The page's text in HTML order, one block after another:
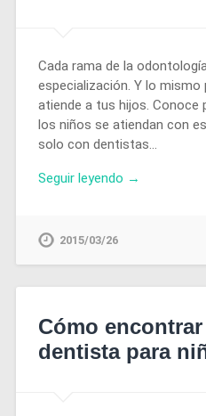
Cada rama de la
especialización. Y lo
atiende a tus hijos. Conoce
los niños se atiendan con
solo con dentistas…
Seguir leyendo →
2015/03/26
Cómo
dentista para